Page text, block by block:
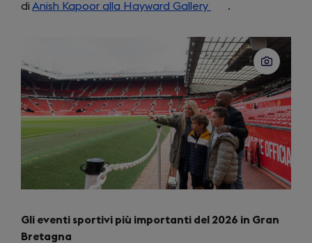
di Anish Kapoor alla Hayward Gallery
(opens
a
new
tab)
.
Gli eventi sportivi più importanti del 2026 in Gran
Bretagna